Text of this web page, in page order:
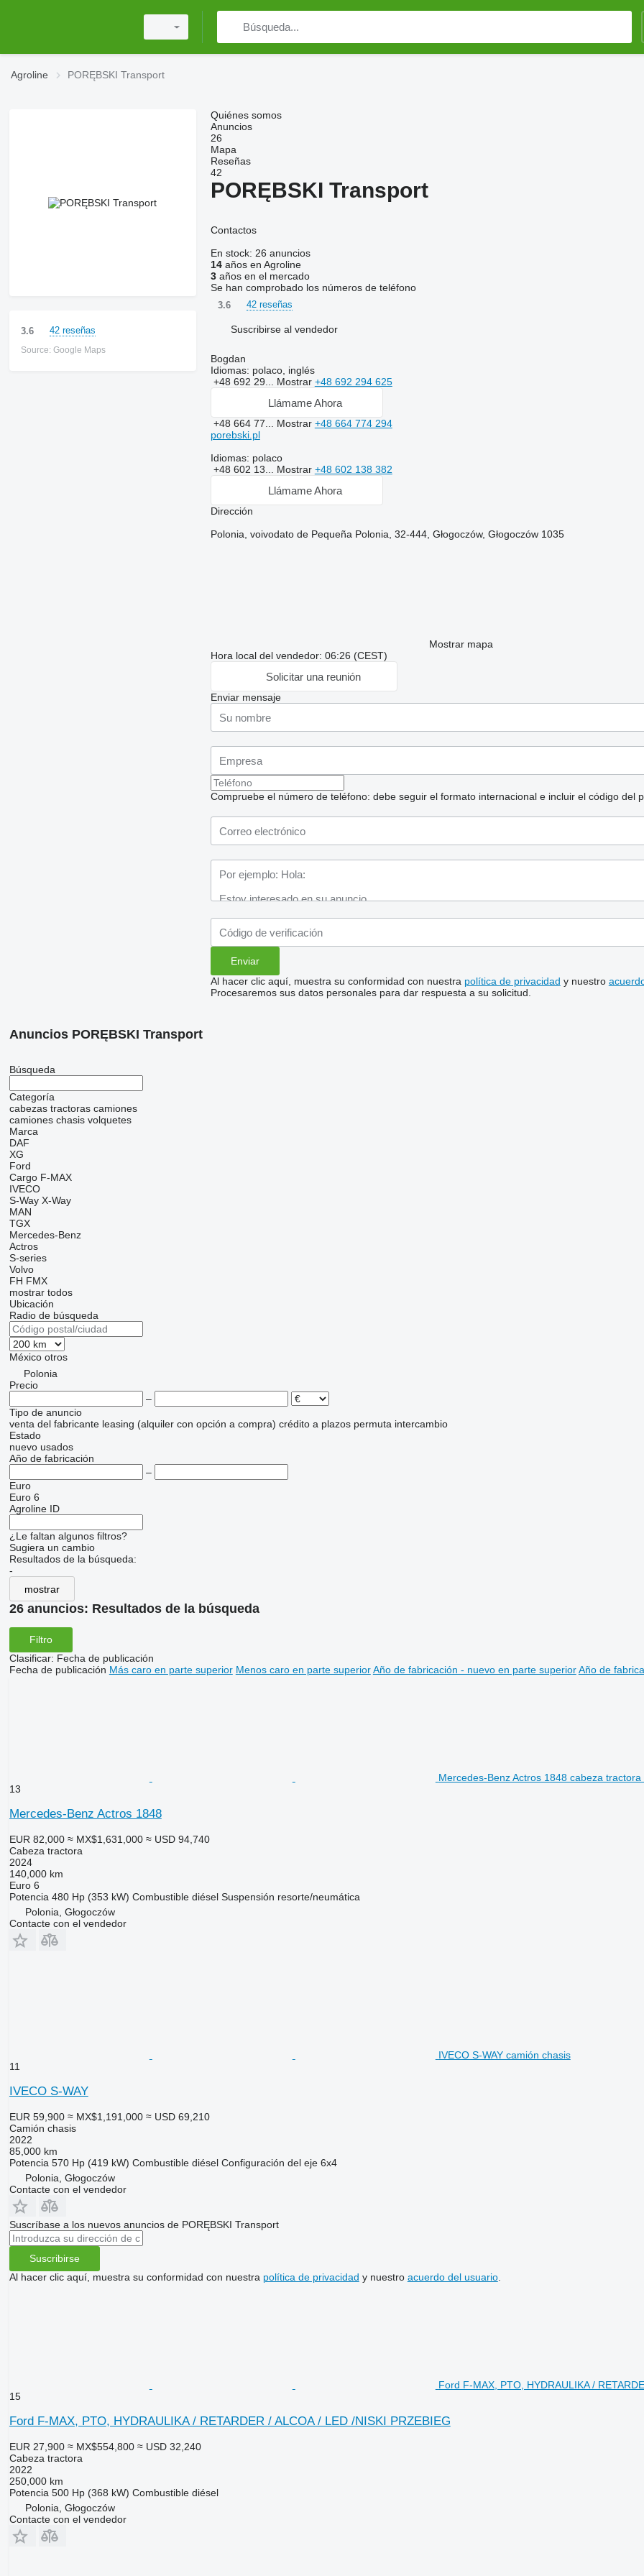
Agroline PORĘBSKI Transport
3.6 42 reseñas
Source: Google Maps
Quiénes somos
Anuncios
26
Mapa
Reseñas
42
PORĘBSKI Transport
Contactos
En stock: 26 anuncios
14años en Agroline
3años en el mercado
Se han comprobado los números de teléfono
3.6 42 reseñas
Suscribirse al vendedor
Bogdan
Idiomas: polaco, inglés
+48 692 29... Mostrar +48 692 294 625
Llámame Ahora
+48 664 77... Mostrar +48 664 774 294
porebski.pl
Idiomas: polaco
+48 602 13... Mostrar +48 602 138 382
Llámame Ahora
Dirección
Polonia, voivodato de Pequeña Polonia, 32-444, Głogoczów, Głogoczów 1035
Mostrar mapa
Hora local del vendedor: 06:26 (CEST)
Solicitar una reunión
Enviar mensaje
Compruebe el número de teléfono: debe seguir el formato internacional e incluir el código del
Al hacer clic aquí, muestra su conformidad con nuestra política de privacidad y nuestro
Procesaremos sus datos personales para dar respuesta a su solicitud.
Anuncios PORĘBSKI Transport
Búsqueda
Categoría
cabezas tractoras camiones
camiones chasis volquetes
Marca
DAF
XG
Ford
Cargo F-MAX
IVECO
S-Way X-Way
MAN
TGX
Mercedes-Benz
Actros
S-series
Volvo
FH FMX
mostrar todos
Ubicación
Radio de búsqueda
México otros
Polonia
Precio
–
Tipo de anuncio
venta del fabricante leasing (alquiler con opción a compra) crédito a plazos permuta intercambio
Estado
nuevo usados
Año de fabricación
–
Euro
Euro 6
Agroline ID
¿Le faltan algunos filtros?
Sugiera un cambio
Resultados de la búsqueda:
-
mostrar
26 anuncios: Resultados de la búsqueda
Filtro
Clasificar: Fecha de publicación
Fecha de publicación Más caro en parte superior Menos caro en parte superior Año de fabricación - nuevo en parte superior Año de
Mercedes-Benz Actros 1848 cabeza tractora
13
Mercedes-Benz Actros 1848
EUR 82,000 ≈ MX$1,631,000 ≈ USD 94,740
Cabeza tractora
2024
140,000 km
Euro 6
Potencia 480 Hp (353 kW) Combustible diésel Suspensión resorte/neumática
Polonia, Głogoczów
Contacte con el vendedor
IVECO S-WAY camión chasis
11
IVECO S-WAY
EUR 59,900 ≈ MX$1,191,000 ≈ USD 69,210
Camión chasis
2022
85,000 km
Potencia 570 Hp (419 kW) Combustible diésel Configuración del eje 6x4
Polonia, Głogoczów
Contacte con el vendedor
Suscríbase a los nuevos anuncios de PORĘBSKI Transport
Suscribirse
Al hacer clic aquí, muestra su conformidad con nuestra política de privacidad y nuestro acuerdo del usuario.
Ford F-MAX, PTO, HYDRAULIKA /
15
Ford F-MAX, PTO, HYDRAULIKA / RETARDER / ALCOA / LED /NISKI PRZEBIEG
EUR 27,900 ≈ MX$554,800 ≈ USD 32,240
Cabeza tractora
2022
250,000 km
Potencia 500 Hp (368 kW) Combustible diésel
Polonia, Głogoczów
Contacte con el vendedor